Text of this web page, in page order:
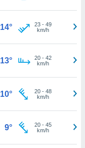
14° 23- 49
km/h
13° 20- 42
km/h
10° 20- 48
km/h
9° 20- 45
km/h